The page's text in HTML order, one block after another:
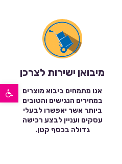
פתח סרגל נגישות
מיבואן ישירות לצרכן
אנו מתמחים ביבוא מוצרים
במחירים הנגישים והטובים
ביותר אשר יאפשרו לבעלי
עסקים ועניין לבצע רכישה
גדולה בכסף קטן.